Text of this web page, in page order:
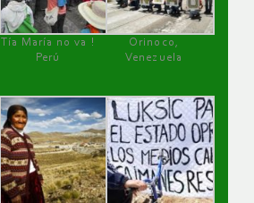
Tía María no va !
Perú
Orinoco,
Venezuela